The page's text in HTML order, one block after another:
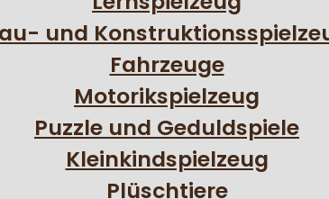
und
Fahrzeuge
Motorikspielzeug
Puzzle und Geduldspiele
Kleinkindspielzeug
Plüschtiere